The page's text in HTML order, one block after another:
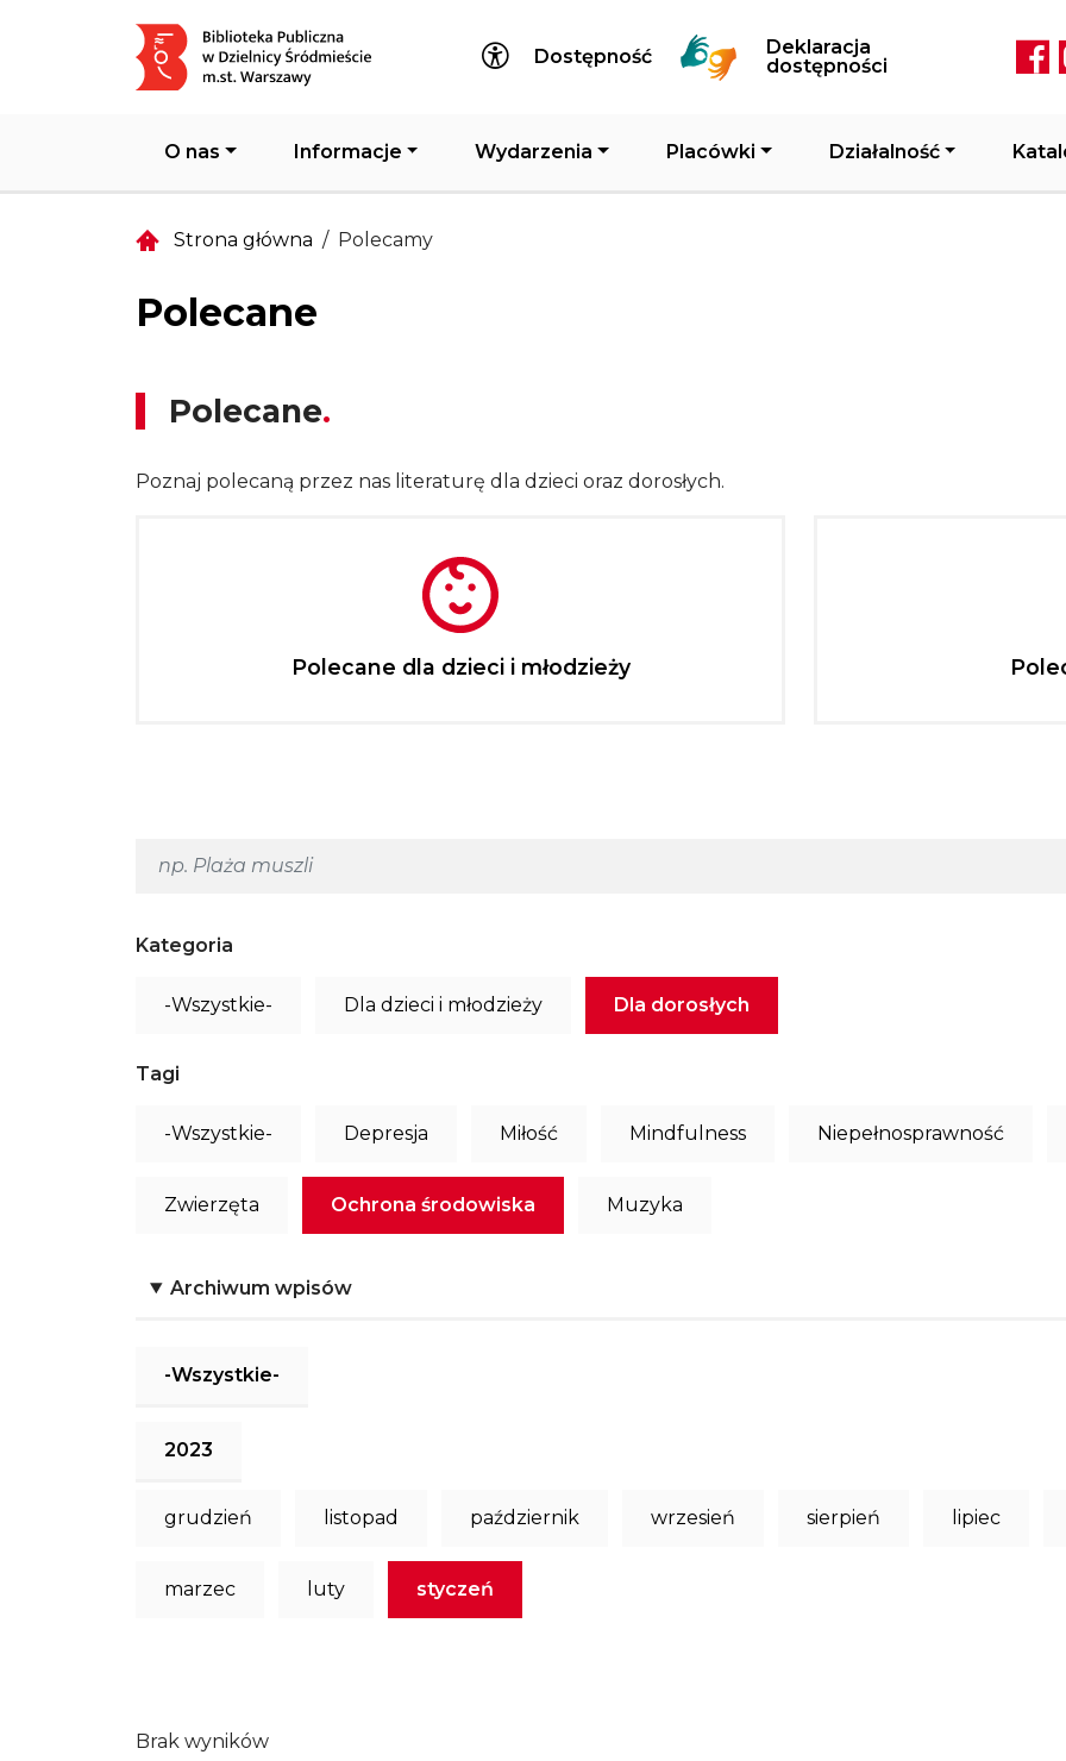
Dostępność
Deklaracja
dostępności
O nas Informacje Wydarzenia Placówki Działalność
Strona główna Polecamy
Polecane
Polecane
Poznaj polecaną przez nas literaturę dla dzieci oraz dorosłych.
Polecane dla dzieci i młodzieży
Kategoria
-Wszystkie- Dla dzieci i młodzieży Dla dorosłych
Tagi
-Wszystkie- Depresja Miłość Mindfulness Niepełnosprawność
Zwierzęta Ochrona środowiska Muzyka
Archiwum wpisów
-Wszystkie-
2023
grudzień listopad październik wrzesień sierpień lipiec
marzec luty styczeń
Brak wyników